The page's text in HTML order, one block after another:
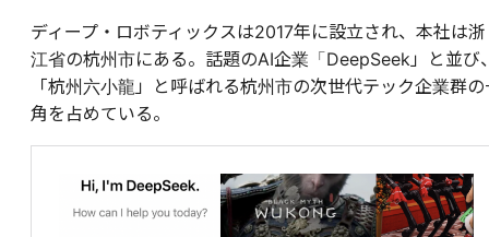
ディープ・ロボティックスは2017年に設立され、本社は浙
江省の杭州市にある。話題のAI企業「DeepSeek」と並び
「杭州六小龍」と呼ばれる杭州市の次世代テック企業群の
角を占めている。